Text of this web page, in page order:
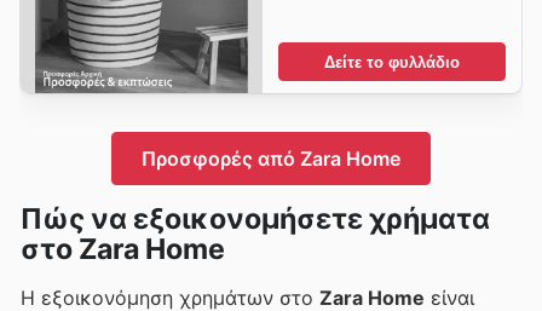
Δείτε το φυλλάδιο
Προσφορές από Zara Home
Πώς να εξοικονομήσετε χρήματα
στο Zara Home
Η εξοικονόμηση χρημάτων στο Zara Home είναι